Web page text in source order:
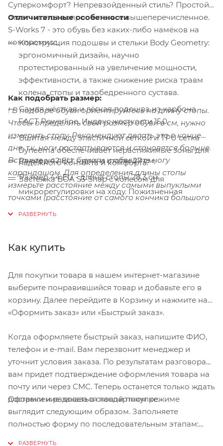
Суперкомфорт? Непревзойденный стиль? Простой
ответ на этот вопрос есть: все вышеперечисленное.
S-Works 7 - это обувь без каких-либо намёков на
компромисс.
Отличительные особенности
Конструкция подошвы и стельки Body Geometry:
эргономичный дизайн, научно
протестированный на увеличение мощности,
эффективности, а также снижение риска травм
колена, стопы и тазобедренного сустава.
Самая жёсткая и лёгкая подошва из карбона
FACT Powerline. Индекс жесткости 15.0.
Вшитая между эластичной сеткой и TPU сетка
Dyneema обеспечивает нерастяжимые зоны для
надёжного контакта и комфорта.
Застёжка BOA S3-Snap с колесом для
микрорегулировки на ходу. Пожизненная
гарантия BOA.
Титановые гайки для шипов с ходом 5 мм.
лучшего сцепления.
Form Fit сохраняет достаточно места в области
носка для непревзойденного комфорта.
большинством шоссейных педалей.
Средний вес: 224 г. (½ пары, размер 42).
Как подобрать размер:
! В подборе обуви ориентируйтесь на длину стопы.
Чтобы определить свой размер обуви в см, нужно
измерить стопу. Рекомендуют делать это в конце
дня, т.к. ноги растаптываются и становятся больше.
Встаньте на лист бумаги и обведите ногу
карандашом. Для определения длины стопы
измерьте расстояние между самыми выпуклыми
точками (расстояние от самого кончика большого
Размер 42 EU - длина стопы 27 см;
Размер 44 EU - длина стопы 28,3 см
Как купить
Для покупки товара в нашем интернет-магазине
выберите понравившийся товар и добавьте его в
корзину. Далее перейдите в Корзину и нажмите на
«Оформить заказ» или «Быстрый заказ».
Когда оформляете быстрый заказ, напишите ФИО,
телефон и e-mail. Вам перезвонит менеджер и
уточнит условия заказа. По результатам разговора
вам придет подтверждение оформления товара на
почту или через СМС. Теперь останется только ждать
доставки и радоваться новой покупке.
Оформление заказа в стандартном режиме
выглядит следующим образом. Заполняете
полностью форму по последовательным этапам: